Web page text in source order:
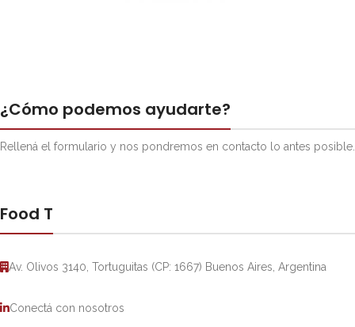
¿Cómo podemos ayudarte?
Rellená el formulario y nos pondremos en contacto lo antes posible.
Food T
Av. Olivos 3140, Tortuguitas (CP: 1667) Buenos Aires, Argentina
Conectá con nosotros